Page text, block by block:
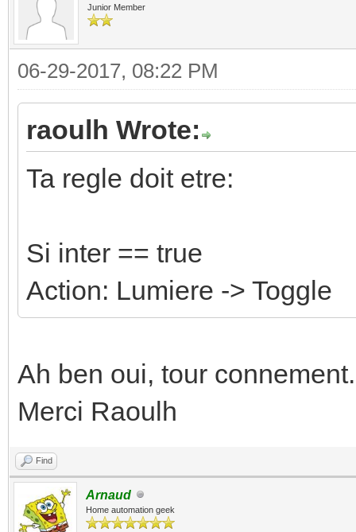
Junior Member
06-29-2017, 08:22 PM
raoulh Wrote:
Ta regle doit etre:
Si inter == true
Action: Lumiere -> Toggle
Ah ben oui, tour
Merci Raoulh
Find
Arnaud
Home automation geek